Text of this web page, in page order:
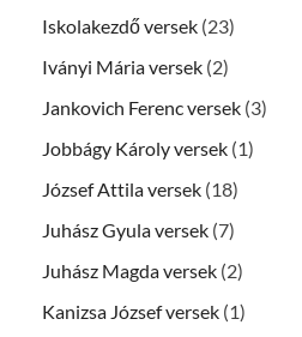
Iskolakezdő versek (23)
Iványi Mária versek (2)
Jankovich Ferenc versek (3)
Jobbágy Károly versek (1)
József Attila versek (18)
Juhász Gyula versek (7)
Juhász Magda versek (2)
Kanizsa József versek (1)